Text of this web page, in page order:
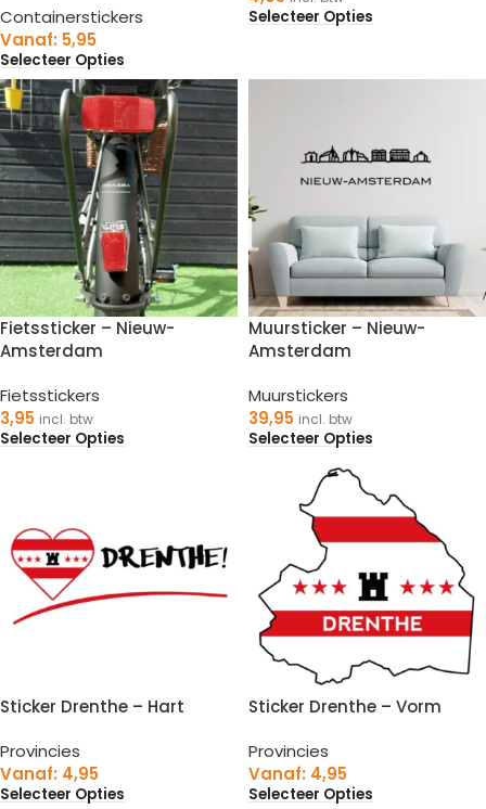
Containerstickers
Vanaf: 5,95
Selecteer Opties
Selecteer Opties
Fietssticker – Nieuw-
Amsterdam
Fietsstickers
3,95 incl. btw
Selecteer Opties
Muursticker – Nieuw-
Amsterdam
Muurstickers
39,95 incl. btw
Selecteer Opties
Sticker Drenthe – Hart
Provincies
Vanaf: 4,95
Selecteer Opties
Sticker Drenthe – Vorm
Provincies
Vanaf: 4,95
Selecteer Opties